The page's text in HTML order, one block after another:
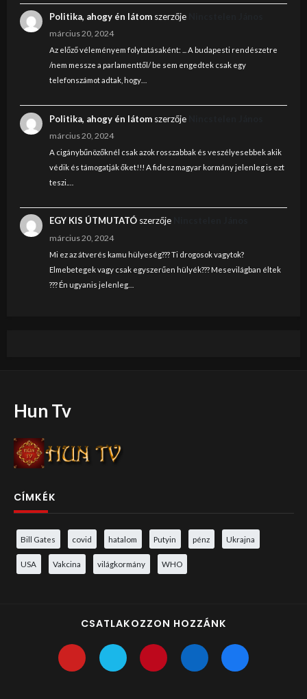
Politika, ahogy én látomszerzője
március 20, 2024
Az előző véleményem folytatásaként: ... A budapesti rendészetre
/nem messze a parlamenttől/ be sem engedtek csak egy
telefonszámot adtak, hogy…
Politika, ahogy én látomszerzője
március 20, 2024
A cigánybűnözőknél csak azok rosszabbak és veszélyesebbek akik
védik és támogatják őket!!! A fidesz magyar kormány jelenleg is ezt
teszi.…
EGY KIS ÚTMUTATÓszerzője
március 20, 2024
Mi ez az átverés kamu hülyeség??? Ti drogosok vagytok?
Elmebetegek vagy csak egyszerűen hülyék??? Mesevilágban éltek
??? Én ugyanis jelenleg…
Hun Tv
CÍMKÉK
Bill Gates covid hatalom Putyin pénz Ukrajna
USA Vakcina világkormány WHO
CSATLAKOZZON HOZZÁNK